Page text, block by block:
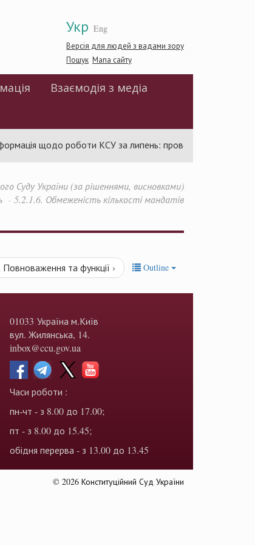
Укр Eng
Версія для людей з вадами зору
Пошук Мапа сайту
Взаємодія з медіа
щодо роботи КСУ за липень: проведено 94
Суду України (за рішеннями, висновками)
5.2.1.6. Обмеженість кількості мандатів
Outline
Повноваження та функції ›
01033 Україна м.Київ
вул. Жилянська, 14.
inbox@ccu.gov.ua
Часи роботи :
пн-чт - з 8.00 до 17.00;
пт - з 8.00 до 15.45;
обідня перерва - з 13.00 до 13.45
© 2026 Конституційний Суд України